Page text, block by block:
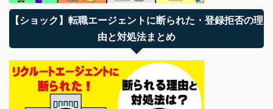
【ショック】転職エージェントに断られた・登録拒否の理
由と対処法まとめ